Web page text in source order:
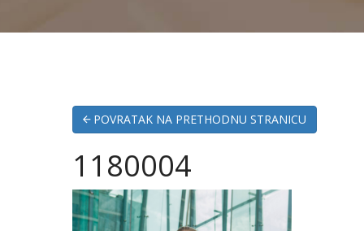
POVRATAK NA PRETHODNU STRANICU
1180004